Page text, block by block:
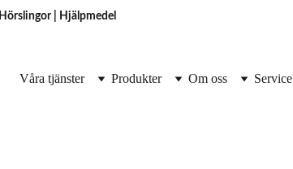
Hörslingor | H jälpmedel
Våra tjänster Produkter Om oss Service